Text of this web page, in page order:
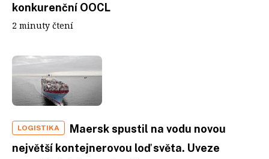
konkurenční OOCL
2 minuty čtení
LOGISTIKA
Maersk spustil na vodu novou
největší kontejnerovou loď světa. Uveze